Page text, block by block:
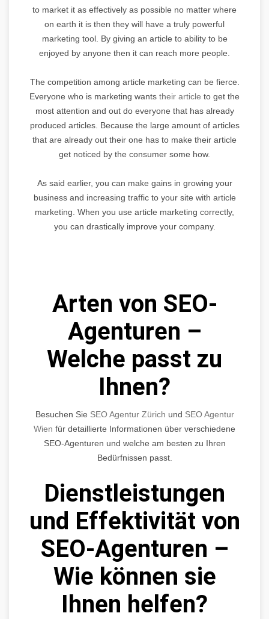
to market it as effectively as possible no matter where
on earth it is then they will have a truly powerful
marketing tool. By giving an article to ability to be
enjoyed by anyone then it can reach more people.
The competition among article marketing can be fierce.
Everyone who is marketing wants their article to get the
most attention and out do everyone that has already
produced articles. Because the large amount of articles
that are already out their one has to make their article
get noticed by the consumer some how.
As said earlier, you can make gains in growing your
business and increasing traffic to your site with article
marketing. When you use article marketing correctly,
you can drastically improve your company.
Arten von SEO-
Agenturen –
Welche passt zu
Ihnen?
Besuchen Sie SEO Agentur Zürich und SEO Agentur
Wien für detaillierte Informationen über verschiedene
SEO-Agenturen und welche am besten zu Ihren
Bedürfnissen passt.
Dienstleistungen
und Effektivität von
SEO-Agenturen –
Wie können sie
Ihnen helfen?